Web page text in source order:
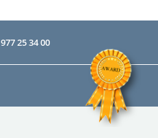
977 25 34 00